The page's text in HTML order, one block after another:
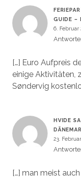
GUIDE –
6. Februar
[…] Euro Aufpreis
einige Aktivitäten,
Søndervig
HVIDE
23.
[…] man meist